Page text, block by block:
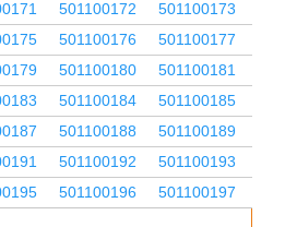
501100172 501100173
501100176 501100177
501100180 501100181
501100184 501100185
501100188 501100189
501100192 501100193
501100196 501100197